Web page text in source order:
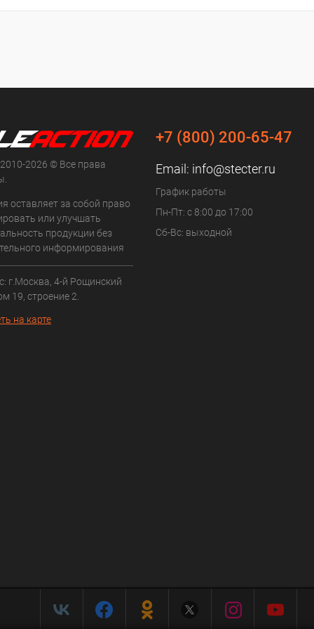
2026 © Все права
оставляет за собой право
или улучшать
продукции без
информирования
г.Москва, 4-й Рощинский
19, строение 2.
на карте
+7 (800) 200-65-47
Email: info@stecter.ru
График работы
Пн-Пт: с 8:00 до 17:00
Сб-Вс: выходной